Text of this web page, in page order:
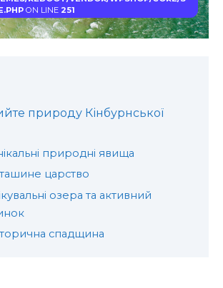
ON LINE 251
природу Кінбурнської
природні явища
царство
озера та активний
спадщина